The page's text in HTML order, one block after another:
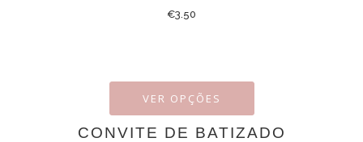
€3.50
VER OPÇÕES
CONVITE DE BATIZADO